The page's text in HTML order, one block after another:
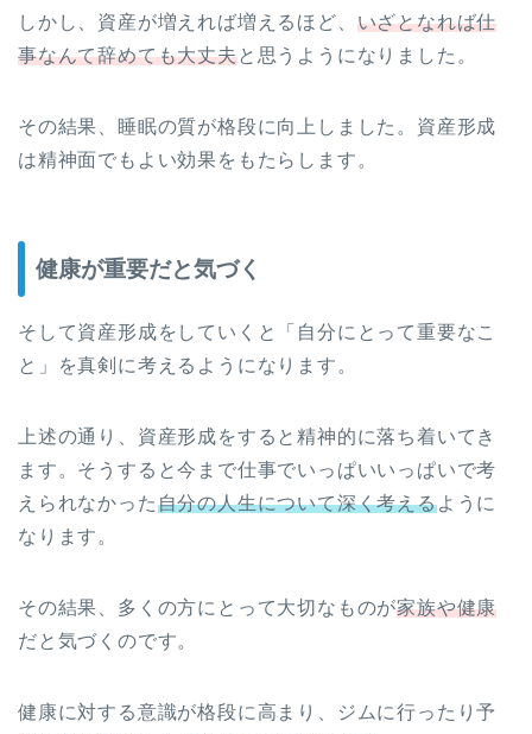
しかし、資産が増えれば増えるほど、 いざとなれば仕
事なんて辞めても大丈夫と思うようになりました。
その結果、睡眠の質が格段に向上しました。資産形成
は精神面でもよい効果をもたらします。
健康が重要だと気づく
そして資産形成をしていくと「自分にとって重要なこ
と」を真剣に考えるようになります。
上述の通り、資産形成をすると精神的に落ち着いてき
ます。そうすると今まで仕事でいっぱいいっぱいで考
えられなかった自分の人生について深く考えるように
なります。
その結果、多くの方にとって大切なものが家族や健康
だと気づくのです。
健康に対する意識が格段に高まり、ジムに行ったり予